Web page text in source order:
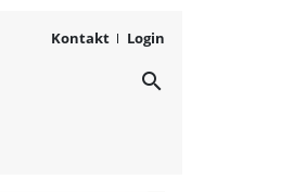
Kontakt Login
Fahrer
search